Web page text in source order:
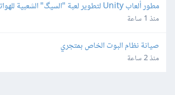
مطور ألعاب Unity لتطوير لعبة "السيگ" الشعبية للهواتف الذكية
منذ 1 ساعة
صيانة نظام البوت الخاص بمتجري
منذ 2 ساعة